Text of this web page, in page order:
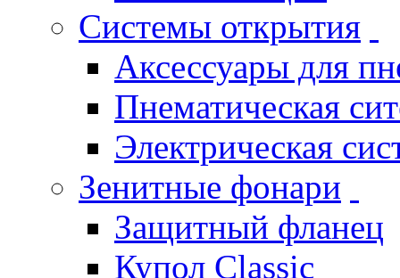
Системы открытия
Аксессуары для
Пнематическая
Электрическая
Зенитные фонари
Защитный фланец
Купол Classic